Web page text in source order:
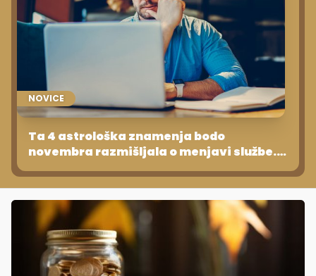
NOVICE
Ta 4 astrološka znamenja bodo
novembra razmišljala o menjavi službe.
Ste med njimi?